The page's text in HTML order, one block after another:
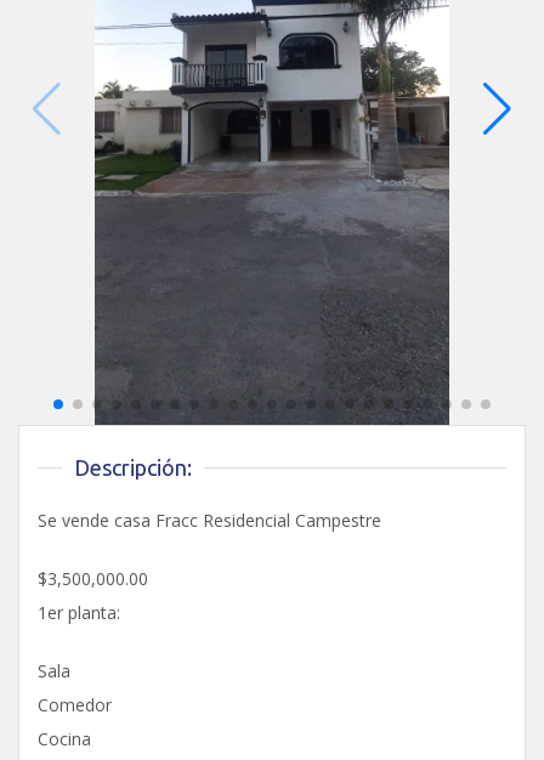
Descripción:
Se vende casa Fracc Residencial Campestre
$3,500,000.00
1er planta:
Sala
Comedor
Cocina